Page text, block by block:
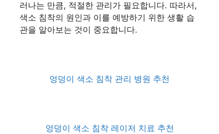
러나는 만큼, 적절한 관리가 필요합니다. 따라서,
색소 침착의 원인과 이를 예방하기 위한 생활 습
관을 알아보는 것이 중요합니다.
엉덩이 색소 침착 관리 병원 추천
엉덩이 색소 침착 레이저 치료 추천